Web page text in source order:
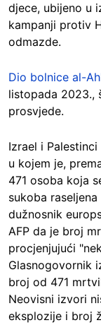
djece, ubijeno u
kampanji protiv
odmazde.
Dio bolnice al-
listopada 2023.,
prosvjede.
Izrael i
u kojem je,
471 osoba koja
sukoba
dužnosnik
AFP da je broj
procjenjujući
Glasnogovornik
broj od 471
Neovisni izvori
eksplozije i broj